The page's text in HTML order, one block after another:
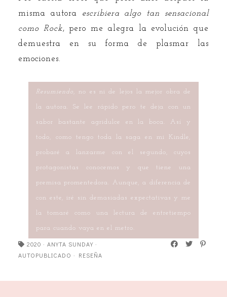
misma autora escribiera algo tan sensacional
como Rock, pero me alegra la evolución que
demuestra en su forma de plasmar las
emociones.
Resumiendo , no es ni de lejos la mejor obra de
la autora. Se lee rápido pero te deja con un
sabor bastante agridulce en la boca. Así y
todo, como tengo toda la saga en mi Kindle,
probaré a lanzarme con el segundo, cuyos
protagonistas conocemos y que tiene una
premisa promentedora. Aunque, a diferencia de
con este, iré sin demasiadas expectativas y me
la tomaré como una lectura de entretiempo
para cuando vaya en el metro.
2020 · ANYTA SUNDAY·
AUTOPUBLICADO · RESEÑA